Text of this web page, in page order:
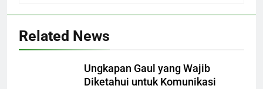
Related News
Ungkapan Gaul yang Wajib
Diketahui untuk Komunikasi